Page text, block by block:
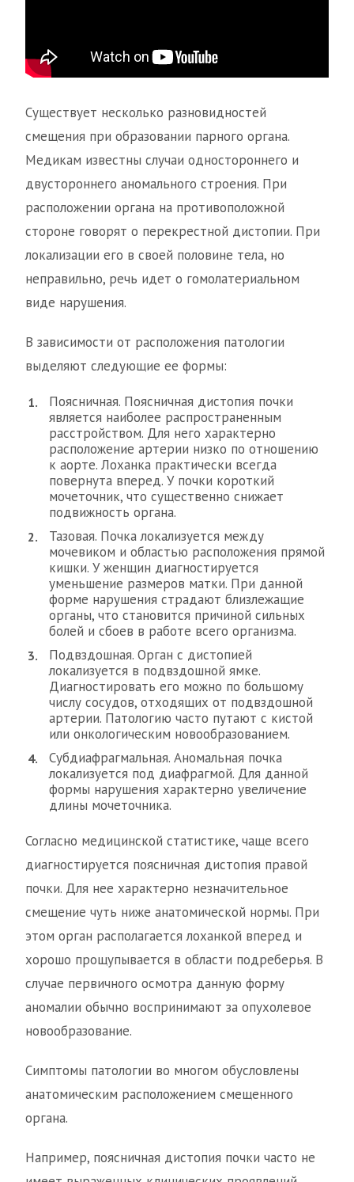
Существует несколько разновидностей
смещения при образовании парного органа.
Медикам известны случаи одностороннего и
двустороннего аномального строения. При
расположении органа на противоположной
стороне говорят о перекрестной дистопии. При
локализации его в своей половине тела, но
неправильно, речь идет о гомолатериальном
виде нарушения.
В зависимости от расположения патологии
выделяют следующие ее формы:
Поясничная. Поясничная дистопия почки
является наиболее распространенным
расстройством. Для него характерно
расположение артерии низко по отношению
к аорте. Лоханка практически всегда
повернута вперед. У почки короткий
мочеточник, что существенно снижает
подвижность органа.
Тазовая. Почка локализуется между
мочевиком и областью расположения прямой
кишки. У женщин диагностируется
уменьшение размеров матки. При данной
форме нарушения страдают близлежащие
органы, что становится причиной сильных
болей и сбоев в работе всего организма.
Подвздошная. Орган с дистопией
локализуется в подвздошной ямке.
Диагностировать его можно по большому
числу сосудов, отходящих от подвздошной
артерии. Патологию часто путают с кистой
или онкологическим новообразованием.
Субдиафрагмальная. Аномальная почка
локализуется под диафрагмой. Для данной
формы нарушения характерно увеличение
длины мочеточника.
Согласно медицинской статистике, чаще всего
диагностируется поясничная дистопия правой
почки. Для нее характерно незначительное
смещение чуть ниже анатомической нормы. При
этом орган располагается лоханкой вперед и
хорошо прощупывается в области подреберья. В
случае первичного осмотра данную форму
аномалии обычно воспринимают за опухолевое
новообразование.
Симптомы патологии во многом обусловлены
анатомическим расположением смещенного
органа.
Например, поясничная дистопия почки часто не